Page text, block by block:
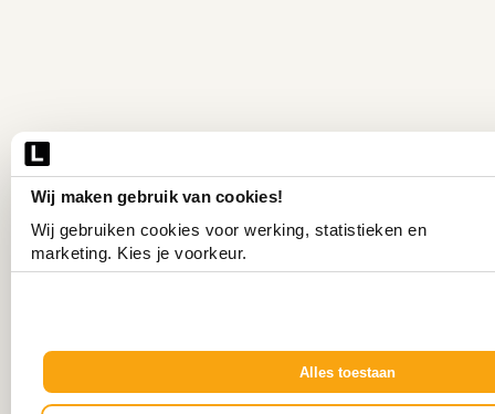
Wij maken gebruik van cookies!
Wij gebruiken cookies voor werking, statistieken en
marketing. Kies je voorkeur.
Alles toestaan